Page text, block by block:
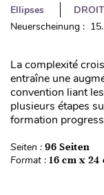
Ellipses
Neuerscheinung :
La complexité
entraîne une
convention liant
plusieurs étapes
formation
Seiten : 96 Seiten
Format : 16 cm x 24